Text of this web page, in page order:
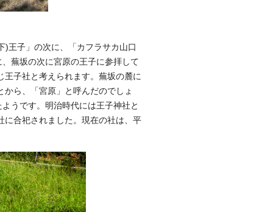
王子」の次に、「カフラサカ山口
蕪坂の次に宮原の王子に参拝して
子社と考えられます。蕪坂の麓に
ら、「宮原」と呼んだのでしょ
うです。明治時代には王子神社と
に合祀されました。現在の社は、平